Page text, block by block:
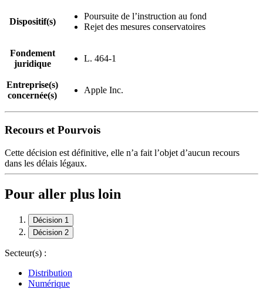
Dispositif(s)
Poursuite de l’instruction au fond
Rejet des mesures conservatoires
Fondement
juridique
L. 464-1
Entreprise(s)
concernée(s)
Apple Inc.
Recours et Pourvois
Cette décision est définitive, elle n’a fait l’objet d’aucun recours
dans les délais légaux.
Pour aller plus loin
Décision 1
Décision 2
Secteur(s) :
Distribution
Numérique